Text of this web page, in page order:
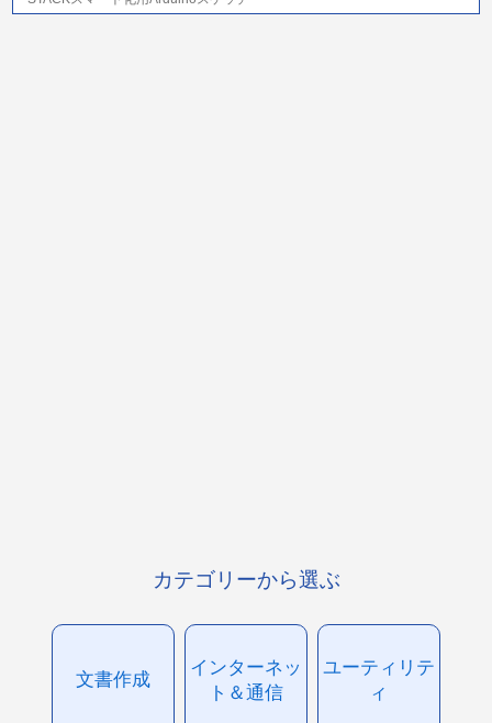
カテゴリーから選ぶ
文書作成
インターネッ
ト＆通信
ユーティリテ
ィ